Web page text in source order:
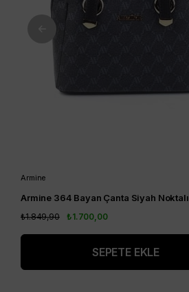
Armine
Armine 364 Bayan Çanta Siyah Noktalı
₺1.700,00
₺1.849,90
SEPETE EKLE